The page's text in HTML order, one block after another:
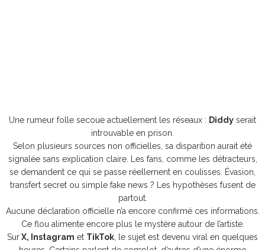
Une rumeur folle secoue actuellement les réseaux : Diddy serait
introuvable en prison.
Selon plusieurs sources non officielles, sa disparition aurait été
signalée sans explication claire. Les fans, comme les détracteurs,
se demandent ce qui se passe réellement en coulisses. Évasion,
transfert secret ou simple fake news ? Les hypothèses fusent de
partout.
Aucune déclaration officielle n’a encore confirmé ces informations.
Ce flou alimente encore plus le mystère autour de l’artiste.
SurX, Instagram et TikTok , le sujet est devenu viral en quelques